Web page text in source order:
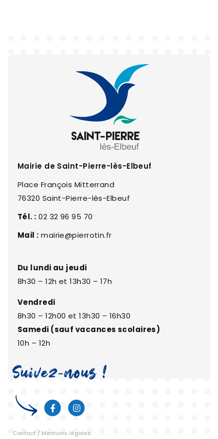
Mairie de Saint-Pierre-lès-Elbeuf
Place François Mitterrand
76320 Saint-Pierre-lès-Elbeuf
Tél. : 02 32 96 95 70
Mail : mairie@pierrotin.fr
Du lundi au jeudi
8h30 – 12h et 13h30 – 17h
Vendredi
8h30 – 12h00 et 13h30 – 16h30
Samedi (sauf vacances scolaires)
10h – 12h
Contact / Mentions légales
Suivez-nous !